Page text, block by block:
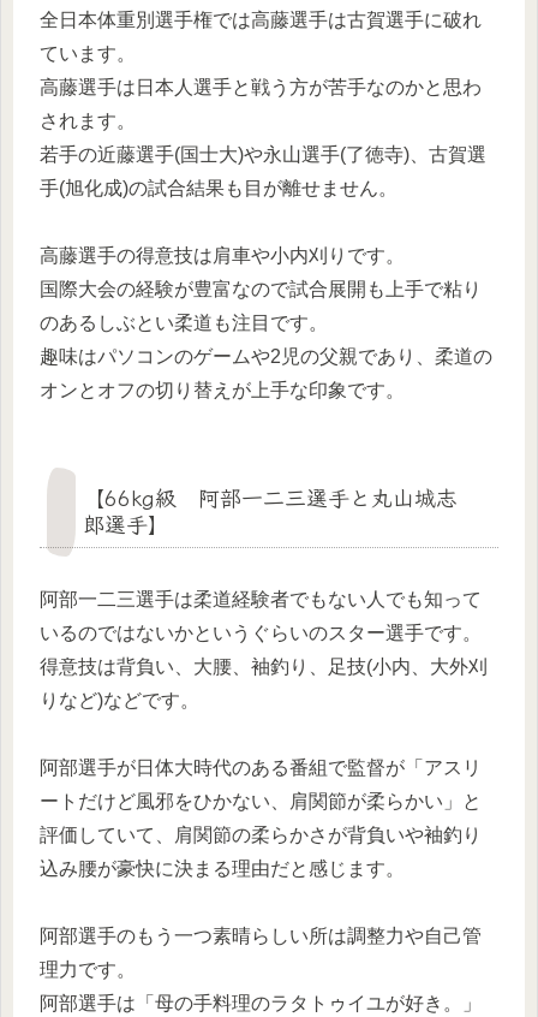
全日本体重別選手権では高藤選手は古賀選手に破れ
ています。
高藤選手は日本人選手と戦う方が苦手なのかと思わ
されます。
若手の近藤選手(国士大)や永山選手(了徳寺)、古賀選
手(旭化成)の試合結果も目が離せません。
高藤選手の得意技は肩車や小内刈りです。
国際大会の経験が豊富なので試合展開も上手で粘り
のあるしぶとい柔道も注目です。
趣味はパソコンのゲームや2児の父親であり、柔道の
オンとオフの切り替えが上手な印象です。
【66kg級 阿部一二三選手と丸山城志
郎選手】
阿部一二三選手は柔道経験者でもない人でも知って
いるのではないかというぐらいのスター選手です。
得意技は背負い、大腰、袖釣り、足技(小内、大外刈
りなど)などです。
阿部選手が日体大時代のある番組で監督が「アスリ
ートだけど風邪をひかない、肩関節が柔らかい」と
評価していて、肩関節の柔らかさが背負いや袖釣り
込み腰が豪快に決まる理由だと感じます。
阿部選手のもう一つ素晴らしい所は調整力や自己管
理力です。
阿部選手は「母の手料理のラタトゥイユが好き。」